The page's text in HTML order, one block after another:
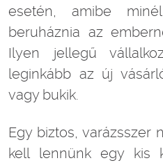
esetén, amibe
beruháznia az
Ilyen jellegű
leginkább az új
vagy bukik.
Egy biztos, varázsszer
kell lennünk egy kis